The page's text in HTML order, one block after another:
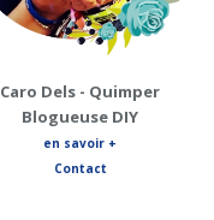
Caro Dels - Quimper
Blogueuse DIY
en savoir +
Contact